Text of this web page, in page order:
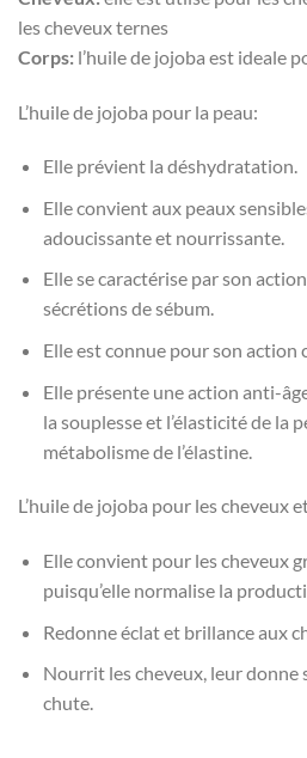
les cheveux ternes
Corps: l’huile de jojoba est ideale
L’huile de jojoba pour la peau:
Elle prévient la déshydratation.
Elle convient aux peaux
adoucissante et nourrissante.
Elle se caractérise par son
sécrétions de sébum.
Elle est connue pour son action
Elle présente une action anti-
la souplesse et l’élasticité de la
métabolisme de l’élastine.
L’huile de jojoba pour les cheveux
Elle convient pour les cheveux
puisqu’elle normalise la
Redonne éclat et brillance aux
Nourrit les cheveux, leur donne
chute.